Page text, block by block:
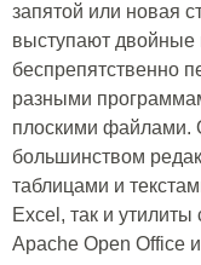
запятой или новая
выступают двойные
беспрепятственно
разными
плоскими файлами.
большинством
таблицами и
Excel, так и
Apache Open Office